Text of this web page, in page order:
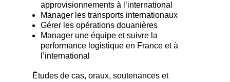
approvisionnements à l’international
Manager les transports internationaux
Gérer les opérations douanières
Manager une équipe et suivre la
performance logistique en France et à
l’international
Études de cas, oraux, soutenances et